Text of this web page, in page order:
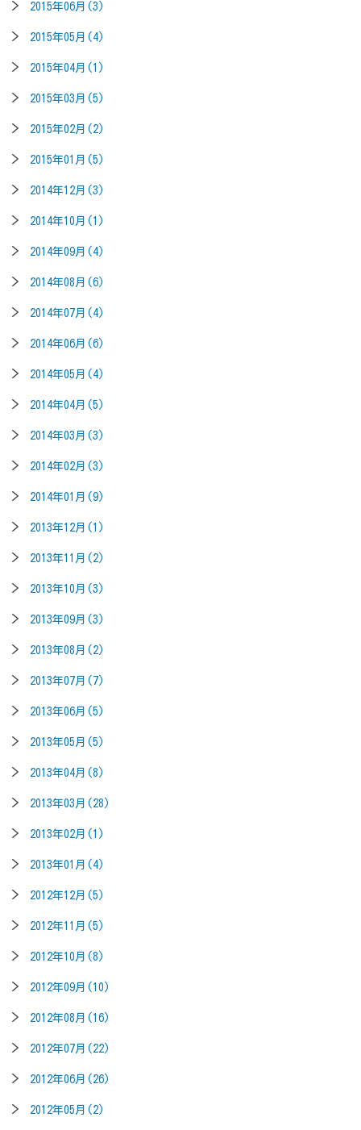
2015年06月(3)
2015年05月(4)
2015年04月(1)
2015年03月(5)
2015年02月(2)
2015年01月(5)
2014年12月(3)
2014年10月(1)
2014年09月(4)
2014年08月(6)
2014年07月(4)
2014年06月(6)
2014年05月(4)
2014年04月(5)
2014年03月(3)
2014年02月(3)
2014年01月(9)
2013年12月(1)
2013年11月(2)
2013年10月(3)
2013年09月(3)
2013年08月(2)
2013年07月(7)
2013年06月(5)
2013年05月(5)
2013年04月(8)
2013年03月(28)
2013年02月(1)
2013年01月(4)
2012年12月(5)
2012年11月(5)
2012年10月(8)
2012年09月(10)
2012年08月(16)
2012年07月(22)
2012年06月(26)
2012年05月(2)